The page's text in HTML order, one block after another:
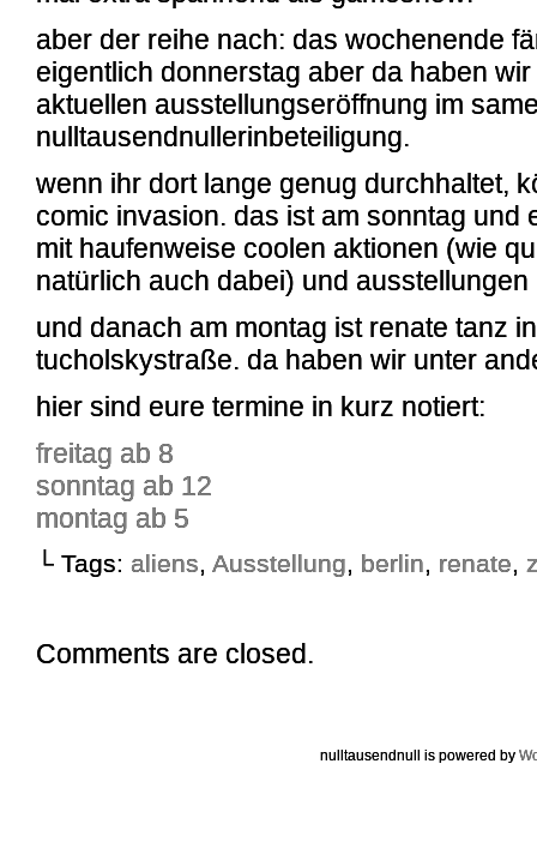
aber der reihe nach: das wochenende
eigentlich donnerstag aber da haben
aktuellen ausstellungseröffnung im
nulltausendnullerinbeteiligung.
wenn ihr dort lange genug durchhaltet,
comic invasion. das ist am sonntag und
mit haufenweise coolen aktionen (wie
natürlich auch dabei) und
und danach am montag ist renate tanz
tucholskystraße. da haben wir unter
hier sind eure termine in kurz notiert:
freitag ab 8
sonntag ab 12
montag ab 5
└ Tags: aliens, Ausstellung, berlin, renate,
Comments are closed.
nulltausendnull is powered by